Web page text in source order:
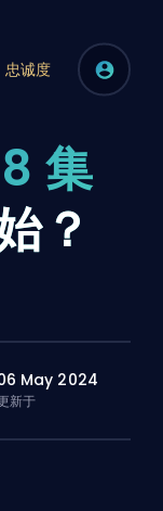
忠诚度
集
？
May 2024
新于